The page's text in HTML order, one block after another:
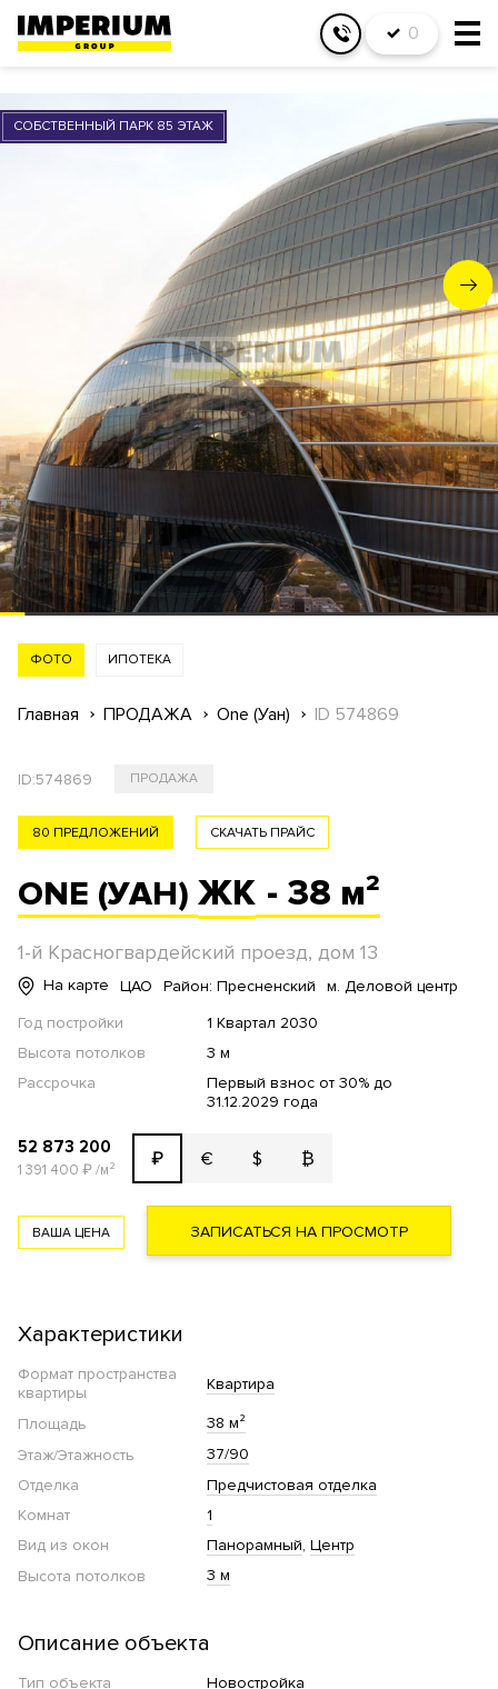
0
СОБСТВЕННЫЙ ПАРК 85 ЭТАЖ
ФОТО ИПОТЕКА
Главная ПРОДАЖА One (Уан) ID 574869
ID:574869 ПРОДАЖА
СКАЧАТЬ ПРАЙС
80 ПРЕДЛОЖЕНИЙ
ONE (УАН) ЖК - 38 м²
1-й Красногвардейский проезд, дом 13
На карте ЦАО Район: Пресненский
м. Деловой центр
Год постройки
1 Квартал 2030
Высота потолков
3 м
Рассрочка
Первый взнос от 30% до
31.12.2029 года
52 873 200
1 391 400 ₽/м² ₽ € $ ₿
ВАША ЦЕНА ЗАПИСАТЬСЯ НА ПРОСМОТР
Характеристики
Формат пространства
квартиры
Квартира
Площадь
38 м²
Этаж/Этажность
37/90
Отделка
Предчистовая отделка
Комнат
1
Вид из окон
Панорамный Центр
Высота потолков
3 м
Описание объекта
Тип объекта
Новостройка